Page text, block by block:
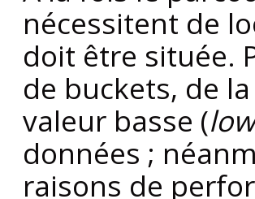
nécessitent de
doit être située.
de buckets, de
valeur basse (
données ;
raisons de